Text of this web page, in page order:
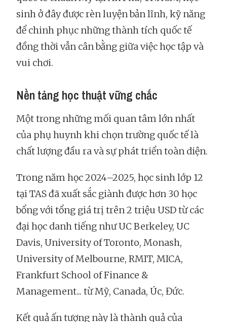
sinh ở đây được rèn luyện bản lĩnh, kỹ năng
để chinh phục những thành tích quốc tế
đồng thời vẫn cân bằng giữa việc học tập và
vui chơi.
Nền tảng học thuật vững chắc
Một trong những mối quan tâm lớn nhất
của phụ huynh khi chọn trường quốc tế là
chất lượng đầu ra và sự phát triển toàn diện.
Trong năm học 2024–2025, học sinh lớp 12
tại TAS đã xuất sắc giành được hơn 30 học
bổng với tổng giá trị trên 2 triệu USD từ các
đại học danh tiếng như UC Berkeley, UC
Davis, University of Toronto, Monash,
University of Melbourne, RMIT, MICA,
Frankfurt School of Finance &
Management... từ Mỹ, Canada, Úc, Đức.
Kết quả ấn tượng này là thành quả của